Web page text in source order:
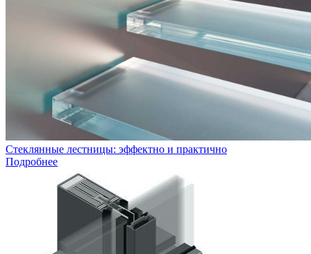
Стеклянные лестницы: эффектно и практично
Подробнее